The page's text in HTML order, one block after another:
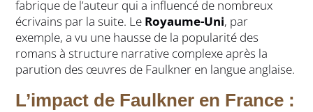
fabrique de l’auteur qui a influencé de nombreux
écrivains par la suite. Le Royaume-Uni, par
exemple, a vu une hausse de la popularité des
romans à structure narrative complexe après la
parution des œuvres de Faulkner en langue anglaise.
L’impact de Faulkner en France :